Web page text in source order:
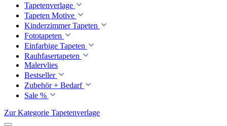
Tapetenverlage
Tapeten Motive
Kinderzimmer Tapeten
Fototapeten
Einfarbige Tapeten
Rauhfasertapeten
Malervlies
Bestseller
Zubehör + Bedarf
Sale %
Zur Kategorie Tapetenverlage